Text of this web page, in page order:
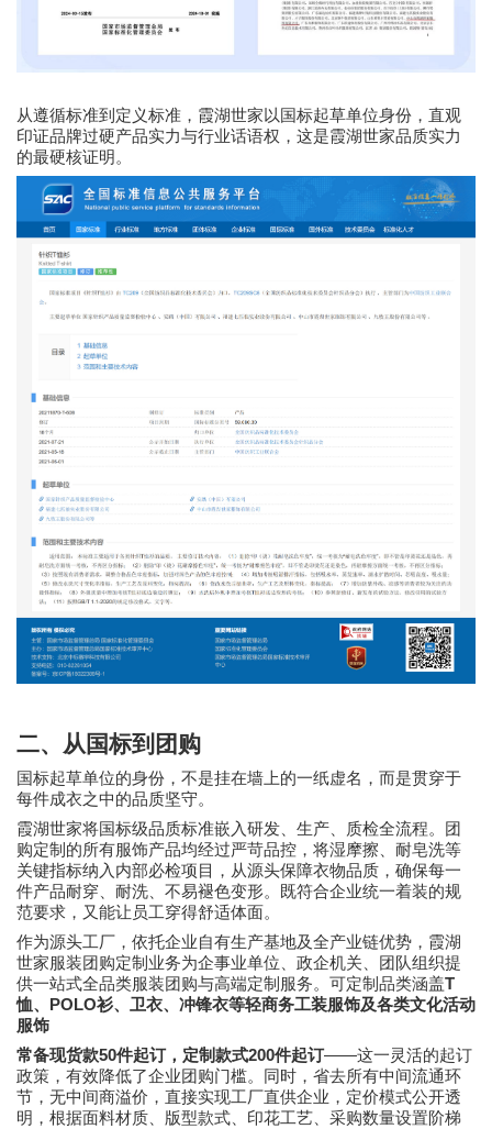
从遵循标准到定义标准，霞湖世家以国标起草单位身份，直观
印证品牌过硬产品实力与行业话语权，这是霞湖世家品质实力
的最硬核证明。
二、从国标到团购
国标起草单位的身份，不是挂在墙上的一纸虚名，而是贯穿于
每件成衣之中的品质坚守。
霞湖世家将国标级品质标准嵌入研发、生产、质检全流程。团
购定制的所有服饰产品均经过严苛品控，将湿摩擦、耐皂洗等
关键指标纳入内部必检项目，从源头保障衣物品质，确保每一
件产品耐穿、耐洗、不易褪色变形。既符合企业统一着装的规
范要求，又能让员工穿得舒适体面。
作为源头工厂，依托企业自有生产基地及全产业链优势，霞湖
世家服装团购定制业务为企事业单位、政企机关、团队组织提
供一站式全品类服装团购与高端定制服务。可定制品类涵盖T
恤、 POLO衫、卫衣、冲锋衣等轻商务工装服饰及各类文化活动
服饰
常备现货款50件起订，定制款式200件起订——这一灵活的起订
政策，有效降低了企业团购门槛。同时，省去所有中间流通环
节，无中间商溢价，直接实现工厂直供企业，定价模式公开透
明，根据面料材质、版型款式、印花工艺、采购数量设置阶梯